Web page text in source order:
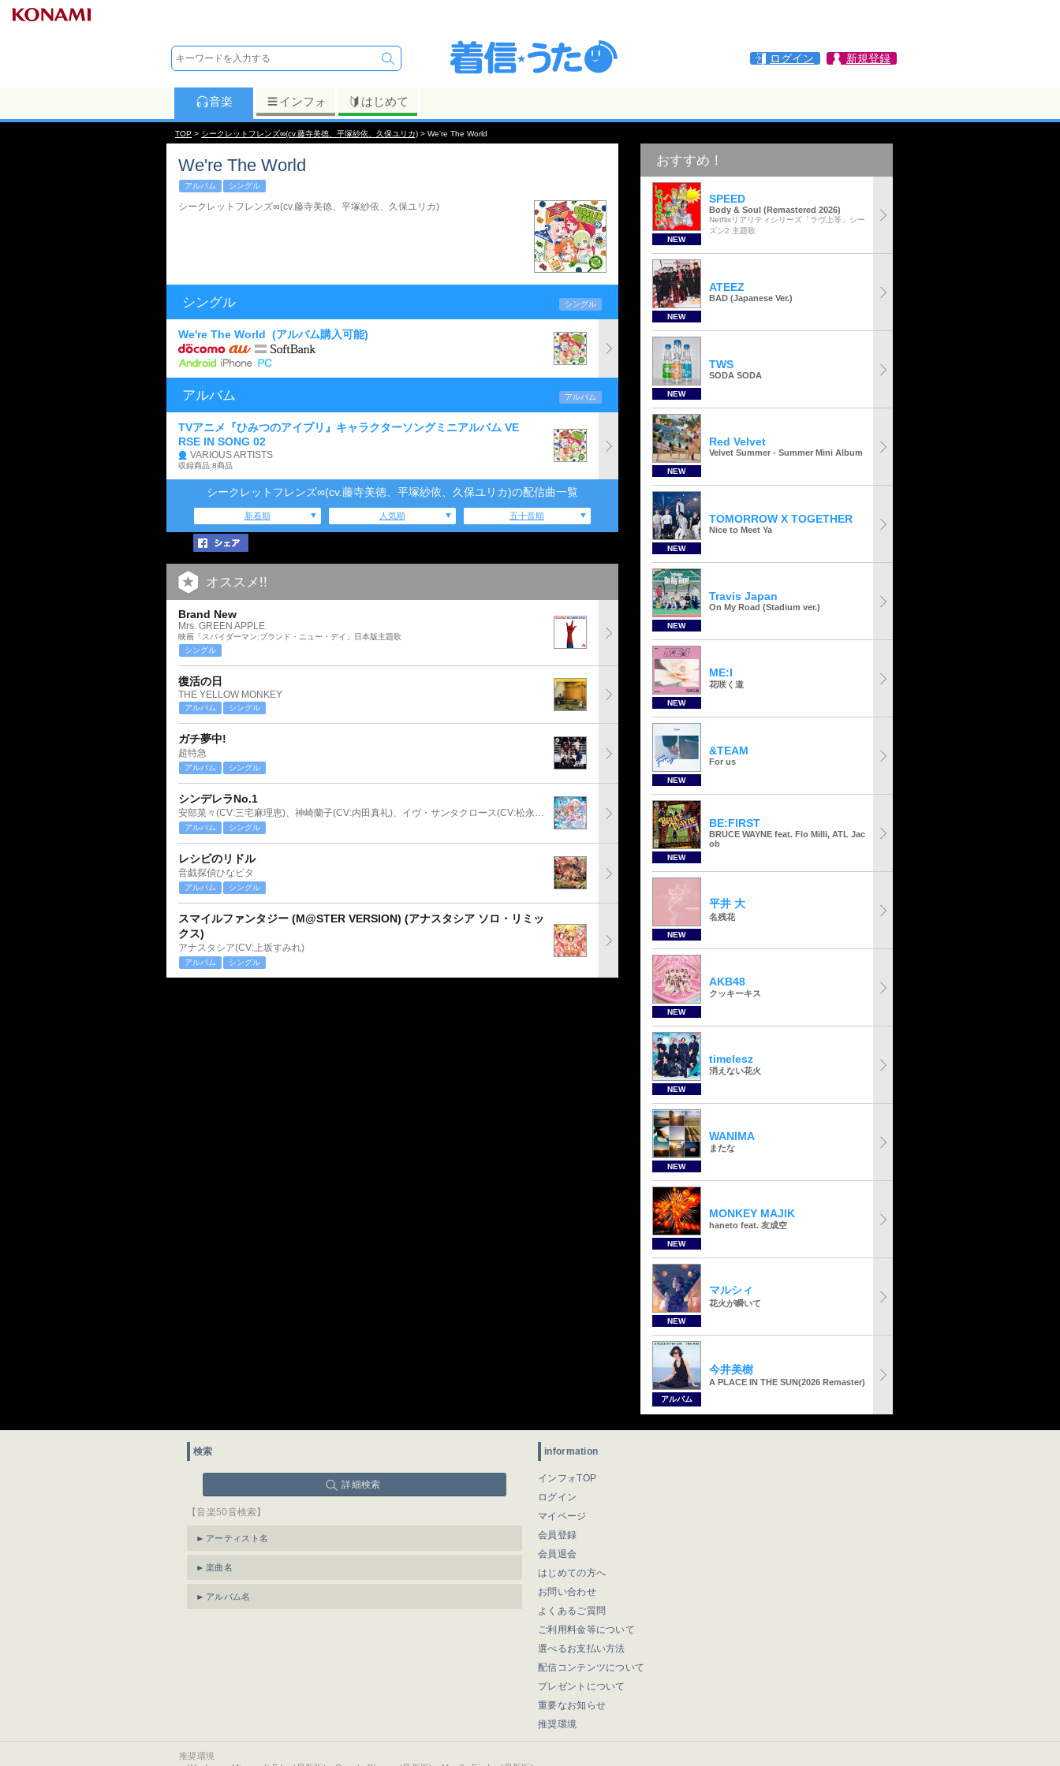
ログイン 新規登録
音楽 インフォ はじめて
TOP > シークレットフレンズ∞(cv.藤寺美徳、平塚紗依、久保ユリカ) > We're The World
We're The World
アルバム シングル
シークレットフレンズ∞(cv.藤寺美徳、平塚紗依、久保ユリカ)
シングル シングル
We're The World (アルバム購入可能)
アルバム アルバム
TVアニメ『ひみつのアイプリ』キャラクターソングミニアルバム VE
RSE IN SONG 02
VARIOUS ARTISTS
収録商品:8商品
シークレットフレンズ∞(cv.藤寺美徳、平塚紗依、久保ユリカ)の配信曲一覧
新着順 人気順 五十音順
オススメ!!
Brand New
Mrs. GREEN APPLE
映画「スパイダーマン:ブランド・ニュー・デイ」日本版主題歌
シングル
復活の日
THE YELLOW MONKEY
アルバム シングル
ガチ夢中!
超特急
アルバム シングル
シンデレラNo.1
安部菜々(CV:三宅麻理恵)、神崎蘭子(CV:内田真礼)、イヴ・サンタクロース(CV:松永あかね)
アルバム シングル
レシピのリドル
音戯探偵ひなビタ
アルバム シングル
スマイルファンタジー (M@STER VERSION) (アナスタシア ソロ・リミッ
クス)
アナスタシア(CV:上坂すみれ)
アルバム シングル
おすすめ！
NEW
SPEED
Body & Soul (Remastered 2026)
Netflixリアリティシリーズ「ラヴ上等」シー
ズン2 主題歌
NEW
ATEEZ
BAD (Japanese Ver.)
NEW
TWS
SODA SODA
NEW
Red Velvet
Velvet Summer - Summer Mini Album
NEW
TOMORROW X TOGETHER
Nice to Meet Ya
NEW
Travis Japan
On My Road (Stadium ver.)
NEW
ME:I
花咲く道
NEW
&TEAM
For us
NEW
BE:FIRST
BRUCE WAYNE feat. Flo Milli, ATL Jac
ob
NEW
平井 大
名残花
NEW
AKB48
クッキーキス
NEW
timelesz
消えない花火
NEW
WANIMA
またな
NEW
MONKEY MAJIK
haneto feat. 友成空
NEW
マルシィ
花火が瞬いて
アルバム
今井美樹
A PLACE IN THE SUN(2026 Remaster)
検索
詳細検索
【音楽50音検索】
アーティスト名
楽曲名
アルバム名
information
インフォTOP
ログイン
マイページ
会員登録
会員退会
はじめての方へ
お問い合わせ
よくあるご質問
ご利用料金等について
選べるお支払い方法
配信コンテンツについて
プレゼントについて
重要なお知らせ
推奨環境
推奨環境